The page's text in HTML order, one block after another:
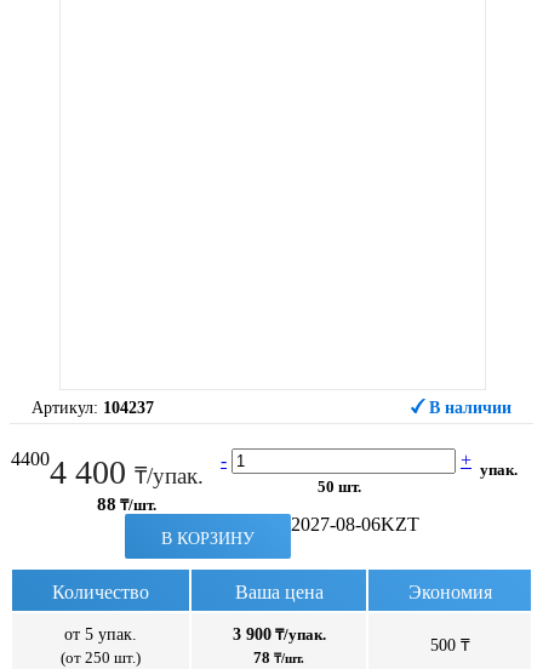
Артикул: 104237 В наличии
44004 400 ₸/упак.
88 ₸/шт.
- +
50 шт.
упак.
В КОРЗИНУ
2027-08-06KZT
Количество Ваша цена Экономия
от 5 упак.
(от 250 шт.)
3 900₸/упак.
78 ₸/шт.
500 ₸